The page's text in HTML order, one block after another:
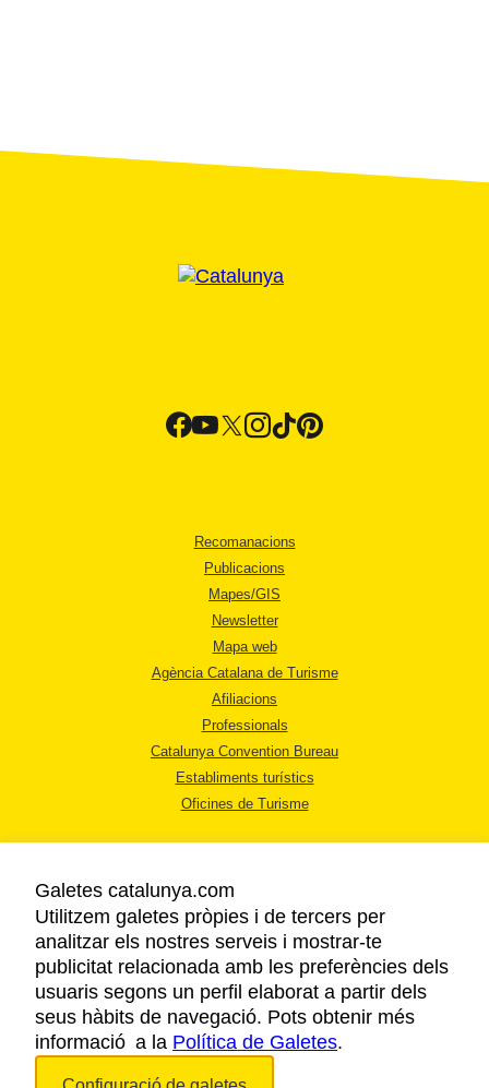
Recomanacions
Publicacions
Mapes/GIS
Newsletter
Mapa web
Agència Catalana de Turisme
Afiliacions
Professionals
Catalunya Convention Bureau
Establiments turístics
Oficines de Turisme
AVÍS LEGAL
POLÍTICA DE PRIVACITAT
COOKIES
ACCESSIBILITAT
Galetes catalunya.com
Utilitzem galetes pròpies i de tercers per
analitzar els nostres serveis i mostrar-te
publicitat relacionada amb les preferències dels
usuaris segons un perfil elaborat a partir dels
seus hàbits de navegació. Pots obtenir més
informació a la Política de Galetes.